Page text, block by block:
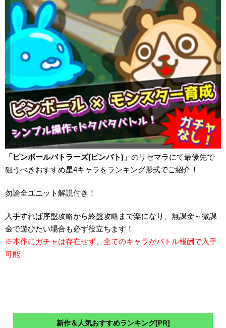
「ピンボールバトラーズ(ピンバト)」 のリセマラにて最優先で
狙うべきおすすめ星4キャラをランキング形式でご紹介！
勿論全ユニット解説付き！
入手すれば序盤攻略から終盤攻略まで楽になり、無課金～微課
金で遊びたい場合も必ず役立ちます！
※本作にガチャは存在せず、全てのキャラがバトル報酬で入手
可能
新作＆人気おすすめランキング[PR]